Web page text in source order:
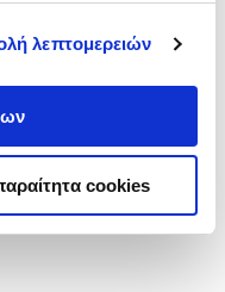
λεπτομερειών
cookies